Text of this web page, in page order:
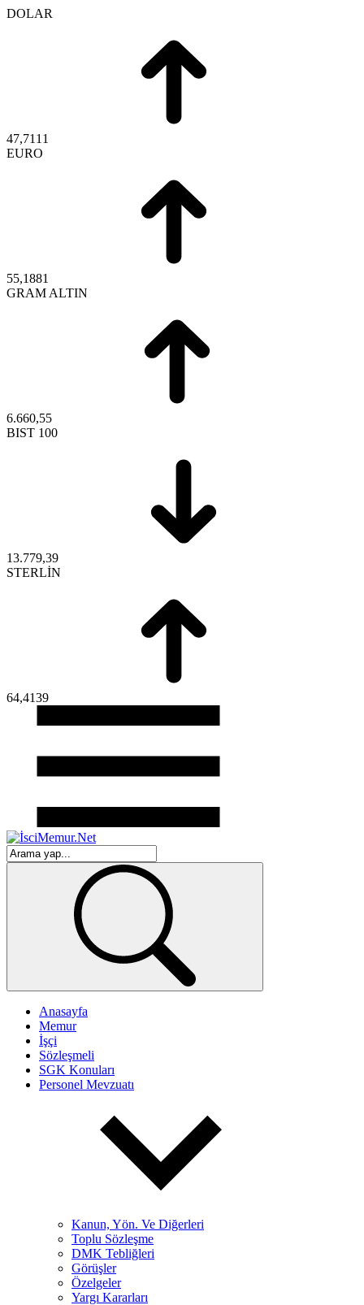
DOLAR
47,7111
EURO
55,1881
GRAM ALTIN
6.660,55
BIST 100
13.779,39
STERLİN
64,4139
Anasayfa
Memur
İşçi
Sözleşmeli
SGK Konuları
Personel Mevzuatı
Kanun, Yön. Ve Diğerleri
Toplu Sözleşme
DMK Tebliğleri
Görüşler
Özelgeler
Yargı Kararları